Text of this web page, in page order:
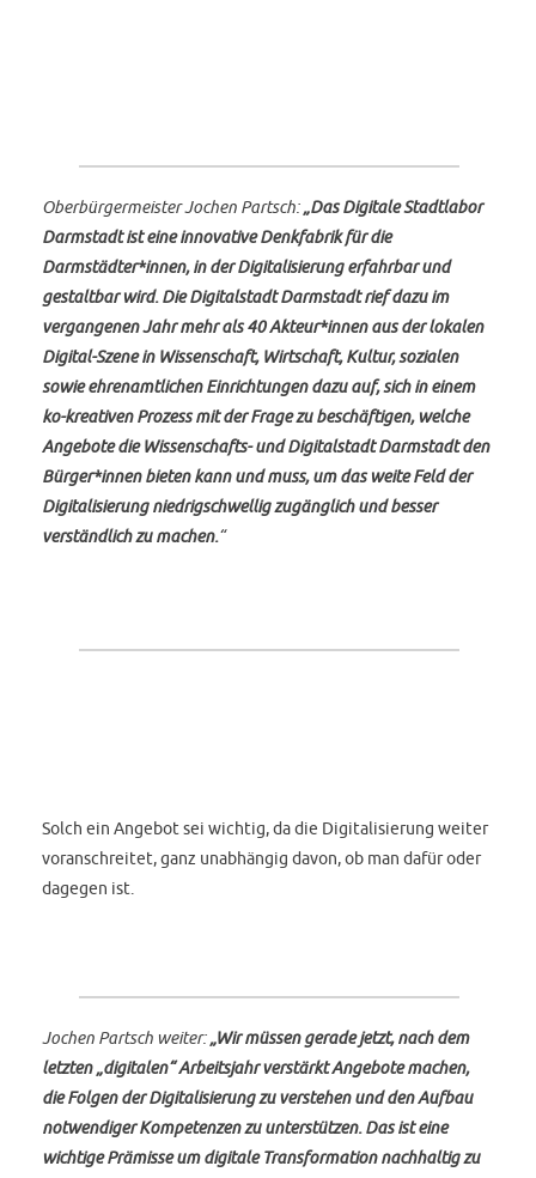
Oberbürgermeister Jochen Partsch:„Das Digitale Stadtlabor
Darmstadt ist eine innovative Denkfabrik für die
Darmstädter*innen, in der Digitalisierung erfahrbar und
gestaltbar wird. Die Digitalstadt Darmstadt rief dazu im
vergangenen Jahr mehr als 40 Akteur*innen aus der lokalen
Digital-Szene in Wissenschaft, Wirtschaft, Kultur, sozialen
sowie ehrenamtlichen Einrichtungen dazu auf, sich in einem
ko-kreativen Prozess mit der Frage zu beschäftigen, welche
Angebote die Wissenschafts- und Digitalstadt Darmstadt den
Bürger*innen bieten kann und muss, um das weite Feld der
Digitalisierung niedrigschwellig zugänglich und besser
verständlich zu machen.“
Solch ein Angebot sei wichtig, da die Digitalisierung weiter
voranschreitet, ganz unabhängig davon, ob man dafür oder
dagegen ist.
Jochen Partsch weiter:„Wir müssen gerade jetzt, nach dem
letzten „digitalen“ Arbeitsjahr verstärkt Angebote machen,
die Folgen der Digitalisierung zu verstehen und den Aufbau
notwendiger Kompetenzen zu unterstützen. Das ist eine
wichtige Prämisse um digitale Transformation nachhaltig zu